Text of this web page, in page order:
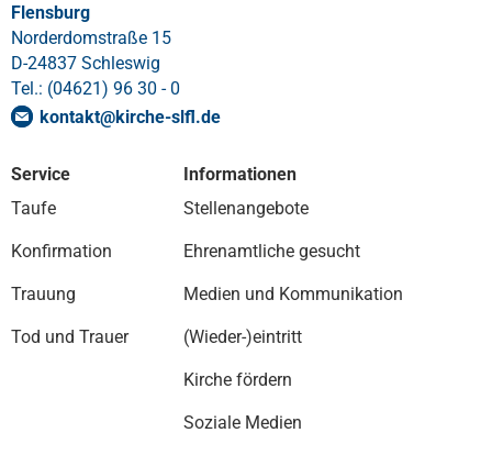
Flensburg
Norderdomstraße 15
D-24837 Schleswig
Tel.: (04621) 96 30 - 0
kontakt@kirche-slfl.de
Service
Taufe
Konfirmation
Trauung
Tod und Trauer
Informationen
Stellenangebote
Ehrenamtliche gesucht
Medien und Kommunikation
(Wieder-)eintritt
Kirche fördern
Soziale Medien